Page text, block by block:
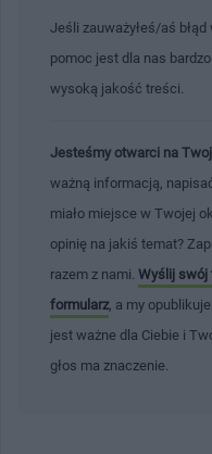
Jeśli zauważyłeś/aś błąd
pomoc jest dla nas
wysoką jakość treści.
Jesteśmy otwarci na
ważną informacją,
miało miejsce w Twojej
opinię na jakiś temat?
razem z nami. Wyślij swój
formularz , a my
jest ważne dla Ciebie i
głos ma znaczenie.